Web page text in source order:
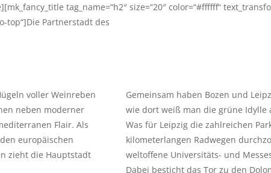
tag_name=“h2″ size=“20″ color=“#ffffff“
top“]Die Partnerstadt des
voller Weinreben
neben moderner
Flair. Als
europäischen
zieht die Hauptstadt
Gemeinsam haben Bozen und
wie dort weiß man die grüne Idylle
Was für Leipzig die zahlreichen
kilometerlangen Radwegen
weltoffene Universitäts- und
Dabei besticht das Tor zu den